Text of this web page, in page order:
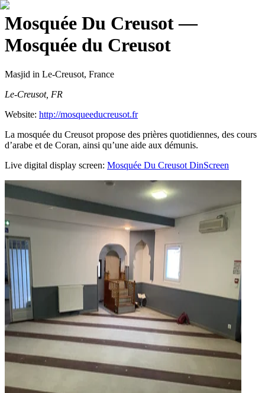
Mosquée Du Creusot—
Mosquée du Creusot
Masjid in Le-Creusot, France
Le-Creusot, FR
Website: http://mosqueeducreusot.fr
La mosquée du Creusot propose des prières quotidiennes, des cours
d’arabe et de Coran, ainsi qu’une aide aux démunis.
Live digital display screen: Mosquée Du Creusot DinScreen